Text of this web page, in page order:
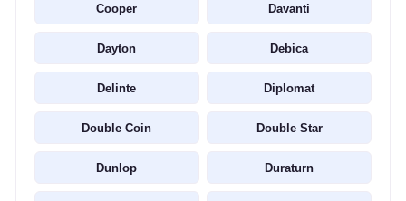
Cooper Davanti
Dayton Debica
Delinte Diplomat
Double Coin Double Star
Dunlop Duraturn